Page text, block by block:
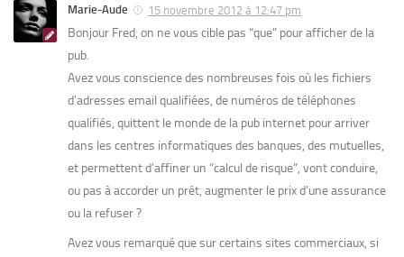
Marie-Aude 15 novembre 2012 à 12:47 pm
Bonjour Fred, on ne vous cible pas “que” pour afficher de la
pub.
Avez vous conscience des nombreuses fois où les fichiers
d’adresses email qualifiées, de numéros de téléphones
qualifiés, quittent le monde de la pub internet pour arriver
dans les centres informatiques des banques, des mutuelles,
et permettent d’affiner un “calcul de risque”, vont conduire,
ou pas à accorder un prêt, augmenter le prix d’une assurance
ou la refuser ?
Avez vous remarqué que sur certains sites commerciaux, si